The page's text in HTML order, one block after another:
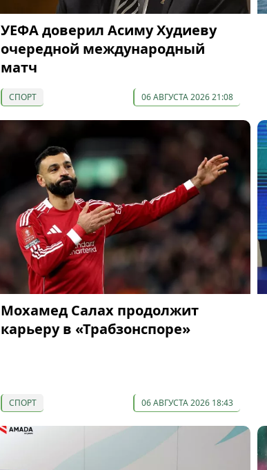
УЕФА доверил Асиму Худиеву
очередной международный
матч
СПОРТ 06 АВГУСТА 2026 21:08
Мохамед Салах продолжит
карьеру в «Трабзонспоре»
СПОРТ 06 АВГУСТА 2026 18:43